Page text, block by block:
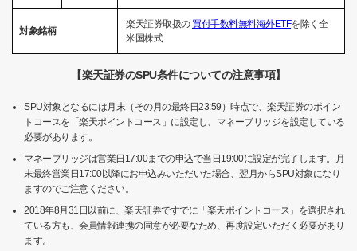
対象銘柄
楽天証券取扱の 買付手数料無料海外ETFを除く全
米国株式
【楽天証券のSPU条件についての注意事項】
SPU対象となるには月末（その月の最終日23:59）時点で、楽天証券のポイン
トコースを「楽天ポイントコース」に設定し、マネーブリッジを設定している
必要があります。
マネーブリッジは営業日17:00までの申込で当日19:00に設定が完了します。月
末最終営業日17:00以降にお申込みいただいた場合、翌月からSPU対象になり
ますのでご注意ください。
2018年8月31日以前に、楽天証券ですでに「楽天ポイントコース」を選択され
ている方も、会員情報連携の同意が必要なため、再度設定いただく必要があり
ます。